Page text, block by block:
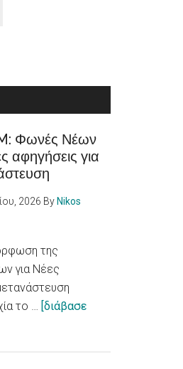
Φωνές Νέων
αφηγήσεις για
2026 By Nikos
της
για Νέες
το … [διάβασε